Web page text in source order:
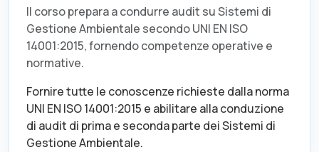
Il corso prepara a condurre audit su Sistemi di
Gestione Ambientale secondo UNI EN ISO
14001:2015, fornendo competenze operative e
normative.
Fornire tutte le conoscenze richieste dalla norma
UNI EN ISO 14001:2015 e abilitare alla conduzione
di audit di prima e seconda parte dei Sistemi di
Gestione Ambientale.